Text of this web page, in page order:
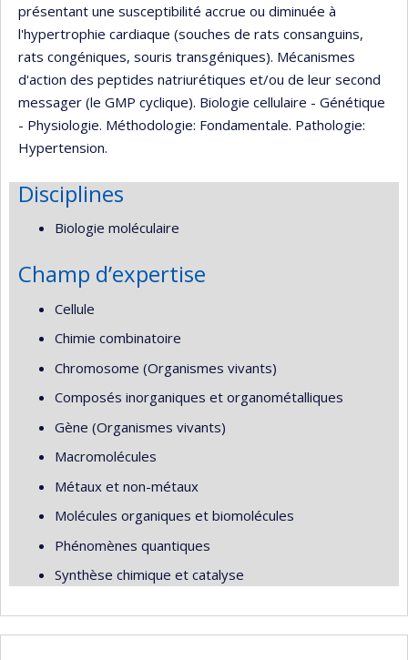
présentant une susceptibilité accrue ou diminuée à
l'hypertrophie cardiaque (souches de rats consanguins,
rats congéniques, souris transgéniques). Mécanismes
d'action des peptides natriurétiques et/ou de leur second
messager (le GMP cyclique). Biologie cellulaire - Génétique
- Physiologie. Méthodologie: Fondamentale. Pathologie:
Hypertension.
Disciplines
Biologie moléculaire
Champ d’expertise
Cellule
Chimie combinatoire
Chromosome (Organismes vivants)
Composés inorganiques et organométalliques
Gène (Organismes vivants)
Macromolécules
Métaux et non-métaux
Molécules organiques et biomolécules
Phénomènes quantiques
Synthèse chimique et catalyse